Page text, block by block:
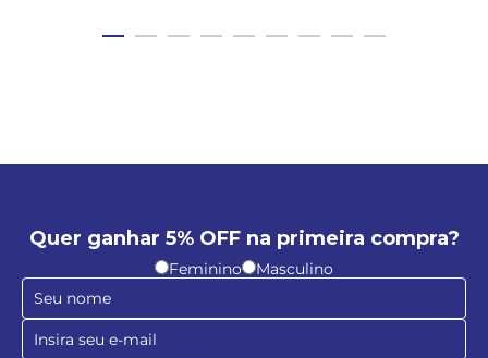
Quer ganhar 5% OFF na primeira compra?
Feminino Masculino